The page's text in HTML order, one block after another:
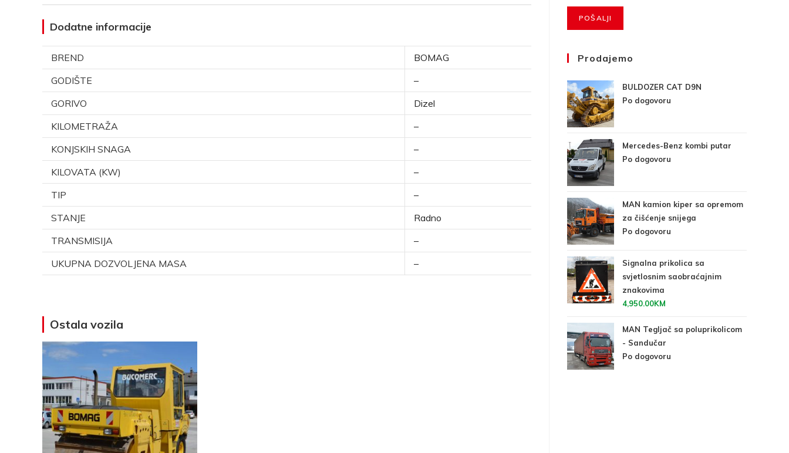
Dodatne informacije
BREND
BOMAG
GODIŠTE
–
GORIVO
Dizel
KILOMETRAŽA
–
KONJSKIH SNAGA
–
KILOVATA (KW)
–
TIP
–
STANJE
Radno
TRANSMISIJA
–
UKUPNA DOZVOLJENA MASA
–
Ostala vozila
POŠALJI
Prodajemo
BULDOZER CAT D9N
Po dogovoru
Mercedes-Benz kombi putar
Po dogovoru
MAN kamion kiper sa opremom
za čišćenje snijega
Po dogovoru
Signalna prikolica sa
svjetlosnim saobraćajnim
znakovima
4,950.00KM
MAN Tegljač sa poluprikolicom
- Sandučar
Po dogovoru